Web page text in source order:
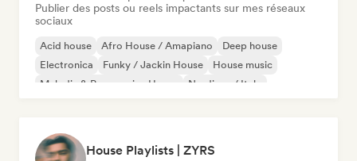
Publier des posts ou reels impactants sur mes réseaux
sociaux
Acid house Afro House / Amapiano
Deep house
Electronica
Funky / Jackin House
House music
Melodic & Progressive House
Nu-disco / Italo
House Playlists | ZYRS